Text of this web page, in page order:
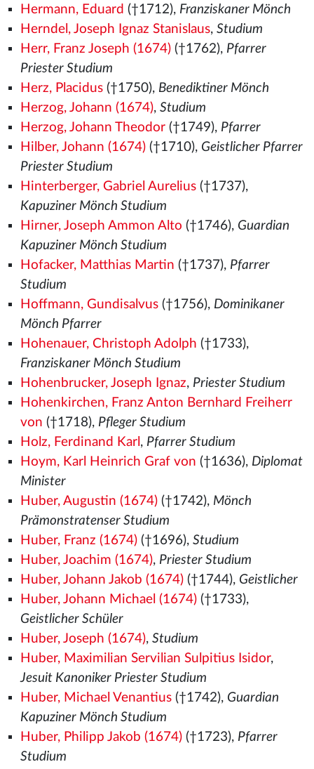
Hermann, Eduard (†1712), Franziskaner Mönch
Herndel, Joseph Ignaz Stanislaus, Studium
Herr, Franz Joseph (1674)(†1762), Pfarrer
Priester Studium
Herz, Placidus(†1750), Benediktiner Mönch
Herzog, Johann (1674), Studium
Herzog, Johann Theodor(†1749), Pfarrer
Hilber, Johann (1674)(†1710), Geistlicher Pfarrer
Priester Studium
Hinterberger, Gabriel Aurelius(†1737),
Kapuziner Mönch Studium
Hirner, Joseph Ammon Alto (†1746), Guardian
Kapuziner Mönch Studium
Hofacker, Matthias Martin (†1737), Pfarrer
Studium
Hoffmann, Gundisalvus(†1756), Dominikaner
Mönch Pfarrer
Hohenauer, Christoph Adolph (†1733),
Franziskaner Mönch Studium
Hohenbrucker, Joseph Ignaz, Priester Studium
Hohenkirchen, Franz Anton Bernhard Freiherr
von (†1718), Pfleger Studium
Holz, Ferdinand Karl , Pfarrer Studium
Hoym, Karl Heinrich Graf von (†1636), Diplomat
Minister
Huber, Augustin (1674)(†1742), Mönch
Prämonstratenser Studium
Huber, Franz (1674)(†1696), Studium
Huber, Joachim (1674), Priester Studium
Huber, Johann Jakob (1674)(†1744), Geistlicher
Huber, Johann Michael (1674)(†1733),
Geistlicher Schüler
Huber, Joseph (1674), Studium
Huber, Maximilian Servilian Sulpitius Isidor,
Jesuit Kanoniker Priester Studium
Huber, Michael Venantius(†1742), Guardian
Kapuziner Mönch Studium
Huber, Philipp Jakob (1674)(†1723), Pfarrer
Studium